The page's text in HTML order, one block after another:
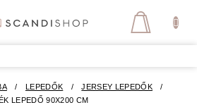
KOSÁR
/ LEPEDŐK / JERSEY LEPEDŐK
/
LEPEDŐ 90X200 CM